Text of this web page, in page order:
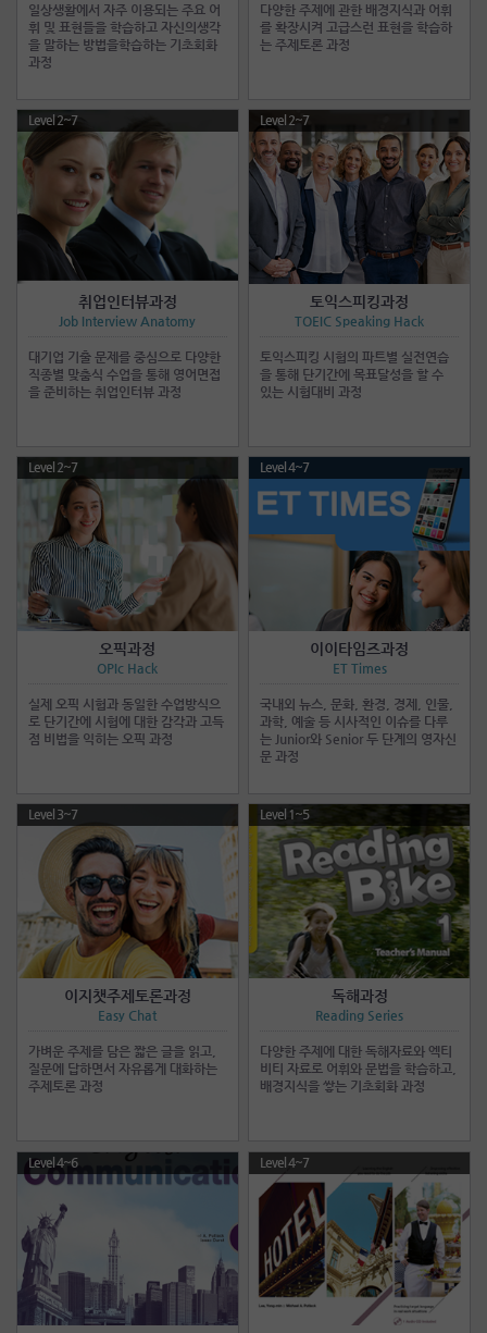
일상생활에서 자주 이용되는 주요 어
휘 및 표현들을 학습하고 자신의생각
을 말하는 방법을학습하는 기초회화
과정
다양한 주제에 관한 배경지식과 어휘
를 확장시켜 고급스런 표현을 학습하
는 주제토론 과정
Level 2~7
취업인터뷰과정
Job Interview Anatomy
대기업 기출 문제를 중심으로 다양한
직종별 맞춤식 수업을 통해 영어면접
을 준비하는 취업인터뷰 과정
Level 2~7
토익스피킹과정
TOEIC Speaking Hack
토익스피킹 시험의 파트별 실전연습
을 통해 단기간에 목표달성을 할 수
있는 시험대비 과정
Level 2~7
오픽과정
OPIc Hack
실제 오픽 시험과 동일한 수업방식으
로 단기간에 시험에 대한 감각과 고득
점 비법을 익히는 오픽 과정
Level 4~7
이이타임즈과정
ET Times
국내외 뉴스, 문화, 환경, 경제, 인물,
과학, 예술 등 시사적인 이슈를 다루
는 Junior와 Senior 두 단계의 영자신
문 과정
Level 3~7
이지챗주제토론과정
Easy Chat
가벼운 주제를 담은 짧은 글을 읽고,
질문에 답하면서 자유롭게 대화하는
주제토론 과정
Level 1~5
독해과정
Reading Series
다양한 주제에 대한 독해자료와 엑티
비티 자료로 어휘와 문법을 학습하고,
배경지식을 쌓는 기초회화 과정
Level 4~6 Level 4~7